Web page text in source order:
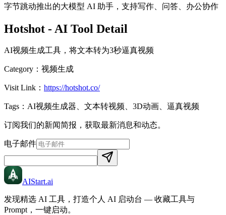
字节跳动推出的大模型 AI 助手，支持写作、问答、办公协作
Hotshot - AI Tool Detail
AI视频生成工具，将文本转为3秒逼真视频
Category： 视频生成
Visit Link： https://hotshot.co/
Tags： AI视频生成器、文本转视频、3D动画、逼真视频
订阅我们的新闻简报，获取最新消息和动态。
电子邮件
AIStart.ai
发现精选 AI 工具，打造个人 AI 启动台 — 收藏工具与
Prompt，一键启动。